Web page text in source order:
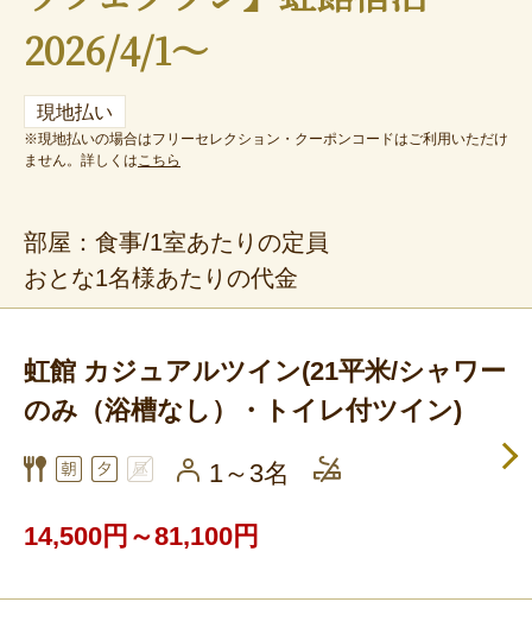
2026/4/1～
現地払い
※現地払いの場合はフリーセレクション・クーポンコードはご利用いただけ
ません。詳しくはこちら
部屋：食事/1室あたりの定員
おとな1名様あたりの代金
虹館 カジュアルツイン(21平米/シャワー
のみ（浴槽なし）・トイレ付ツイン)
1～3名
14,500円～81,100円